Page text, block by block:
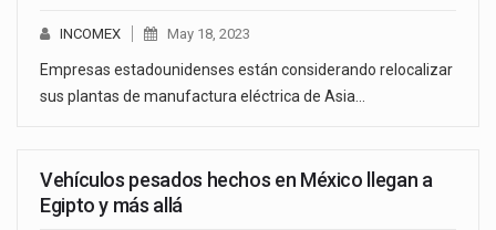
INCOMEX May 18, 2023
Empresas estadounidenses están considerando relocalizar
sus plantas de manufactura eléctrica de Asia…
Vehículos pesados hechos en México llegan a
Egipto y más allá